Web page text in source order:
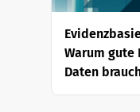
Warum gute
Daten